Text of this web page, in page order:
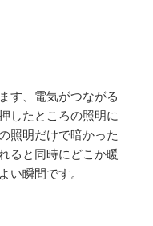
す、電気がつながる
したところの照明に
照明だけで暗かった
ると同時にどこか暖
い瞬間です。